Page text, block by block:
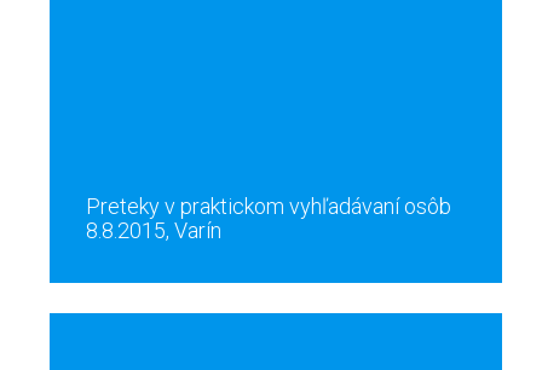
Preteky v praktickom vyhľadávaní osôb
8.8.2015, Varín